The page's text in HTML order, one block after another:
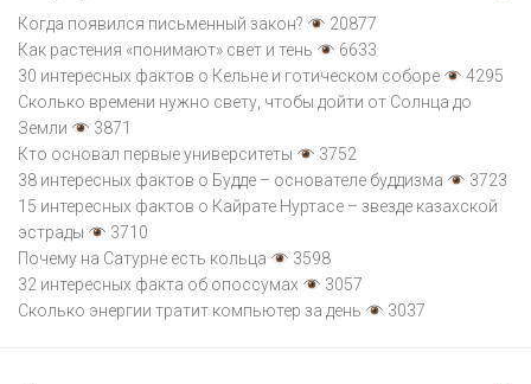
Когда появился письменный закон?
20877
Как растения «понимают» свет и тень
6633
30 интересных фактов о Кельне и готическом соборе
4295
Сколько времени нужно свету, чтобы дойти от Солнца до
Земли
3871
Кто основал первые университеты
3752
38 интересных фактов о Будде – основателе буддизма
3723
15 интересных фактов о Кайрате Нуртасе – звезде казахской
эстрады
3710
Почему на Сатурне есть кольца
3598
32 интересных факта об опоссумах
3057
Сколько энергии тратит компьютер за день
3037